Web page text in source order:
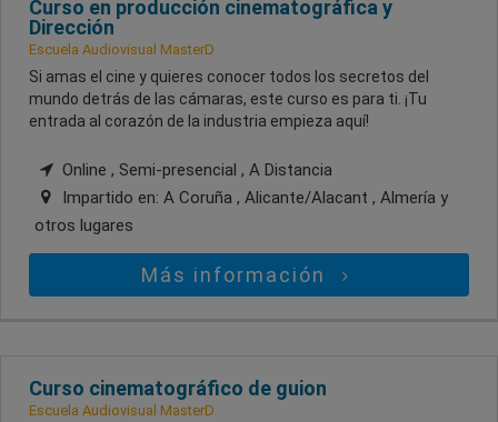
Curso en producción cinematográfica y
Dirección
Escuela Audiovisual MasterD
Si amas el cine y quieres conocer todos los secretos del
mundo detrás de las cámaras, este curso es para ti. ¡Tu
entrada al corazón de la industria empieza aquí!
Online , Semi-presencial , A Distancia
Impartido en: A Coruña , Alicante/Alacant , Almería y
otros lugares
Más información
Curso cinematográfico de guion
Escuela Audiovisual MasterD